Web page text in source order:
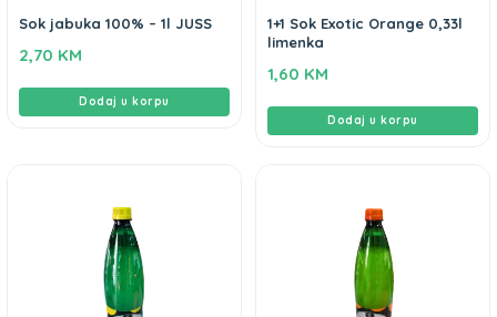
Sok jabuka 100% – 1l JUSS
2,70 KM
Dodaj u korpu
1+1 Sok Exotic Orange 0,33l
limenka
1,60 KM
Dodaj u korpu